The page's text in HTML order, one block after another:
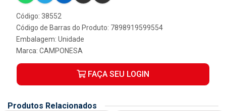
Código: 38552
Código de Barras do Produto: 7898919599554
Embalagem: Unidade
Marca: CAMPONESA
FAÇA SEU LOGIN
Produtos Relacionados